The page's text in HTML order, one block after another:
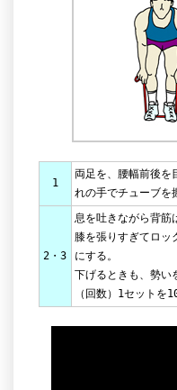
1
両足を、腰幅前後を
れの手でチューブを
2・3
息を吐きながら背筋
膝を張りすぎてロッ
にする。
下げるときも、勢い
（回数）1セットを